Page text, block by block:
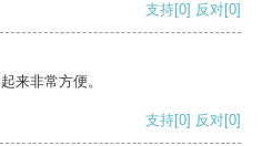
支持[0] 反对[0]
来非常方便。
支持[0] 反对[0]